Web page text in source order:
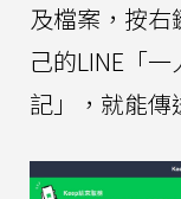
及檔案，按
己的LINE「
記」，就能傳